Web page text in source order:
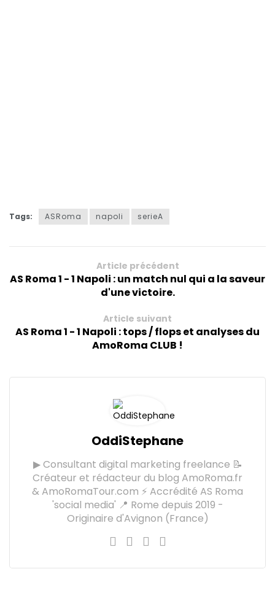
Tags: ASRoma napoli serieA
Article précédent
AS Roma 1 - 1 Napoli : un match nul qui a la saveur
d'une victoire.
Article suivant
AS Roma 1 - 1 Napoli : tops / flops et analyses du
AmoRoma CLUB !
OddiStephane
▶ Consultant digital marketing freelance 📝
Créateur et rédacteur du blog AmoRoma.fr
& AmoRomaTour.com ⚡ Accrédité AS Roma
'social media' 📍 Rome depuis 2019 -
Originaire d'Avignon (France)